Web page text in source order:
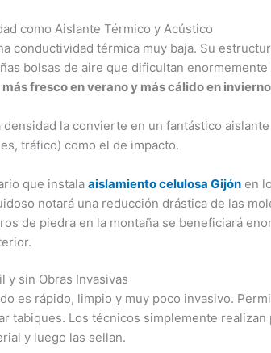
como Aislante Térmico y Acústico
conductividad térmica muy baja. Su
bolsas de aire que dificultan
más fresco en verano y más cálido en invierno
densidad la convierte en un fantástico
tráfico) como el de impacto.
que instala aislamiento celulosa Gijón en
notará una reducción drástica de las
de piedra en la montaña se beneficiará
y sin Obras Invasivas
es rápido, limpio y muy poco invasivo.
tabiques. Los técnicos simplemente
y luego las sellan.